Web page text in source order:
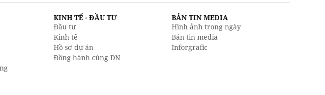
KINH TẾ - ĐẦU TƯ
Đầu tư
Kinh tế
Hồ sơ dự án
Đồng hành cùng DN
BẢN TIN MEDIA
Hình ảnh trong ngày
Bản tin media
Inforgrafic